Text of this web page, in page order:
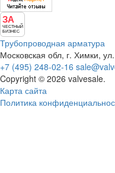
ЗА
ЧЕСТНЫЙ
БИЗНЕС
Трубопроводная арматура
Московская обл, г. Химки,
+7 (495) 248-02-16
Copyright © 2026 valvesale.
Карта сайта
Политика